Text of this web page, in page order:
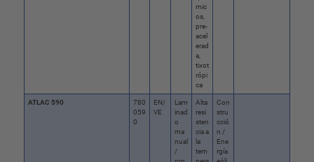
mic
os,
pre-
acel
erad
a,
tixot
rópi
ca
ATLAC 590
780
059
0
EN/
VE
Lam
inad
o
ma
nual
/
Alta
resi
sten
cia a
la
tem
Con
stru
cció
n /
Ene
rgía